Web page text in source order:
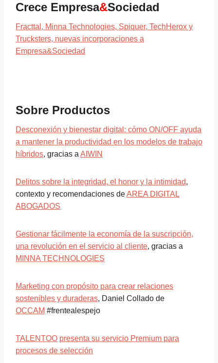
Crece Empresa&Sociedad
Fracttal, Minna Technologies, Spiquer, TechHerox y
Trucksters, nuevas incorporaciones a
Empresa&Sociedad
Sobre Productos
Desconexión y bienestar digital: cómo ON/OFF ayuda
a mantener la productividad en los modelos de trabajo
híbridos, gracias a AIWIN
Delitos sobre la integridad, el honor y la intimidad,
contexto y recomendaciones deAREA DIGITAL
ABOGADOS
Gestionar fácilmente la economía de la suscripción,
una revolución en el servicio al cliente, gracias a
MINNA TECHNOLOGIES
Marketing con propósito para crear relaciones
sostenibles y duraderas, Daniel Collado de
OCCAM #frentealespejo
TALENTOO presenta su servicio Premium para
procesos de selección